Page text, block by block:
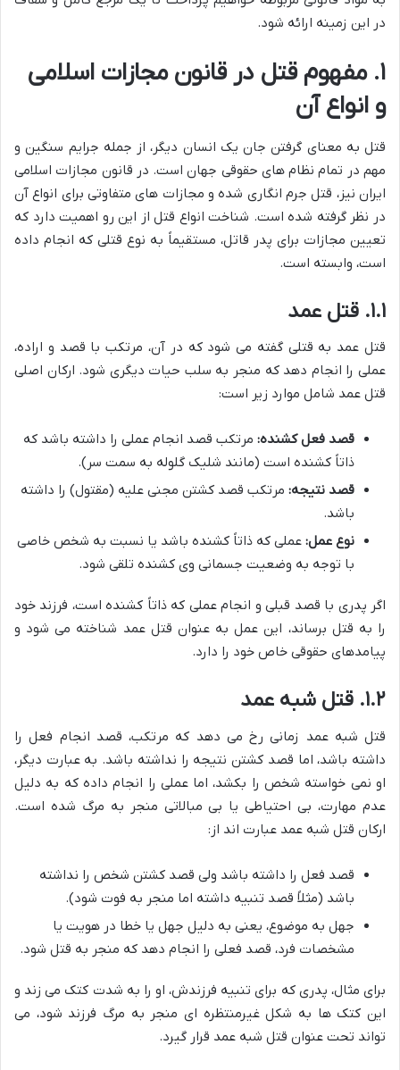
در این زمینه ارائه شود.
۱. مفهوم قتل در قانون مجازات اسلامی
و انواع آن
قتل به معنای گرفتن جان یک انسان دیگر، از جمله جرایم سنگین و
مهم در تمام نظام های حقوقی جهان است. در قانون مجازات اسلامی
ایران نیز، قتل جرم انگاری شده و مجازات های متفاوتی برای انواع آن
در نظر گرفته شده است. شناخت انواع قتل از این رو اهمیت دارد که
تعیین مجازات برای پدر قاتل، مستقیماً به نوع قتلی که انجام داده
است، وابسته است.
۱.۱. قتل عمد
قتل عمد به قتلی گفته می شود که در آن، مرتکب با قصد و اراده،
عملی را انجام دهد که منجر به سلب حیات دیگری شود. ارکان اصلی
قتل عمد شامل موارد زیر است:
قصد فعل کشنده: مرتکب قصد انجام عملی را داشته باشد که
ذاتاً کشنده است (مانند شلیک گلوله به سمت سر).
قصد نتیجه: مرتکب قصد کشتن مجنی علیه (مقتول) را داشته
باشد.
نوع عمل: عملی که ذاتاً کشنده باشد یا نسبت به شخص خاصی
با توجه به وضعیت جسمانی وی کشنده تلقی شود.
اگر پدری با قصد قبلی و انجام عملی که ذاتاً کشنده است، فرزند خود
را به قتل برساند، این عمل به عنوان قتل عمد شناخته می شود و
پیامدهای حقوقی خاص خود را دارد.
۱.۲. قتل شبه عمد
قتل شبه عمد زمانی رخ می دهد که مرتکب، قصد انجام فعل را
داشته باشد، اما قصد کشتن نتیجه را نداشته باشد. به عبارت دیگر،
او نمی خواسته شخص را بکشد، اما عملی را انجام داده که به دلیل
عدم مهارت، بی احتیاطی یا بی مبالاتی منجر به مرگ شده است.
ارکان قتل شبه عمد عبارت اند از:
قصد فعل را داشته باشد ولی قصد کشتن شخص را نداشته
باشد (مثلاً قصد تنبیه داشته اما منجر به فوت شود).
جهل به موضوع، یعنی به دلیل جهل یا خطا در هویت یا
مشخصات فرد، قصد فعلی را انجام دهد که منجر به قتل شود.
برای مثال، پدری که برای تنبیه فرزندش، او را به شدت کتک می زند و
این کتک ها به شکل غیرمنتظره ای منجر به مرگ فرزند شود، می
تواند تحت عنوان قتل شبه عمد قرار گیرد.